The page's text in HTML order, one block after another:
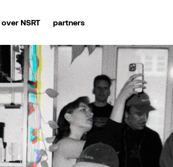
over NSRT partners